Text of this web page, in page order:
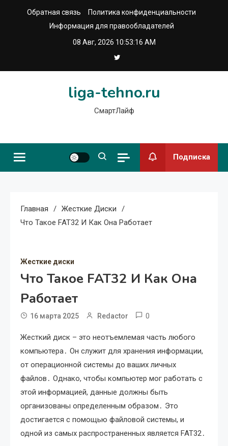
Обратная связь
Политика конфиденциальности
Информация для правообладателей
08 Авг, 2026 10:53:17 AM
liga-tehno.ru
СмартЛайф
Подписка
Главная
Жесткие Диски
Что Такое FAT32 И Как Она Работает
Жесткие диски
Что Такое FAT32 И Как Она
Работает
16 марта 2025 Redactor 0
Жесткий диск – это неотъемлемая часть любого
компьютера․ Он служит для хранения информации,
от операционной системы до ваших личных
файлов․ Однако, чтобы компьютер мог работать с
этой информацией, данные должны быть
организованы определенным образом․ Это
достигается с помощью файловой системы, и
одной из самых распространенных является FAT32․